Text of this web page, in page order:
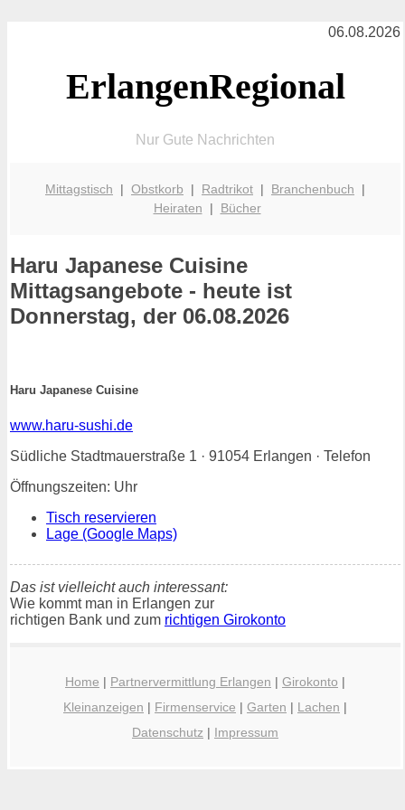
06.08.2026
ErlangenRegional
Nur Gute Nachrichten
Mittagstisch | Obstkorb | Radtrikot | Branchenbuch |
Heiraten | Bücher
Haru Japanese Cuisine
Mittagsangebote - heute ist
Donnerstag, der 06.08.2026
Haru Japanese Cuisine
www.haru-sushi.de
Südliche Stadtmauerstraße 1 · 91054 Erlangen · Telefon
Öffnungszeiten: Uhr
Tisch reservieren
Lage (Google Maps)
Das ist vielleicht auch interessant:
Wie kommt man in Erlangen zur
richtigen Bank und zum richtigen Girokonto
Home | Partnervermittlung Erlangen | Girokonto |
Kleinanzeigen | Firmenservice | Garten | Lachen |
Datenschutz | Impressum